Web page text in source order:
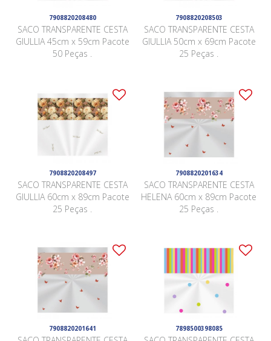
7908820208480
SACO TRANSPARENTE CESTA
GIULLIA 45cm x 59cm Pacote
50 Peças .
7908820208503
SACO TRANSPARENTE CESTA
GIULLIA 50cm x 69cm Pacote
25 Peças .
7908820208497
SACO TRANSPARENTE CESTA
GIULLIA 60cm x 89cm Pacote
25 Peças .
7908820201634
SACO TRANSPARENTE CESTA
HELENA 60cm x 89cm Pacote
25 Peças .
7908820201641 7898500398085